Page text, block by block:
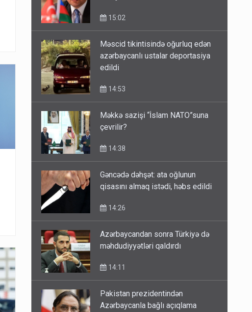
Məscid tikintisində oğurluq edən
azərbaycanlı ustalar deportasiya
Məkkə sazişi “İslam NATO”suna
Gəncədə dəhşət: ata oğlunun
Azərbaycandan sonra Türkiyə də
Pakistan prezidentindən